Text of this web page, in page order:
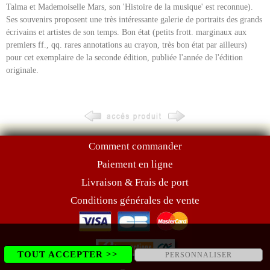
Talma et Mademoiselle Mars, son 'Histoire de la musique' est reconnue).
Ses souvenirs proposent une très intéressante galerie de portraits des grands
écrivains et artistes de son temps. Bon état (petits frott. marginaux aux
premiers ff., qq. rares annotations au crayon, très bon état par ailleurs)
pour cet exemplaire de la seconde édition, publiée l'année de l'édition
originale.
Comment commander
Paiement en ligne
Livraison & Frais de port
Conditions générales de vente
TOUT ACCEPTER >> PERSONNALISER